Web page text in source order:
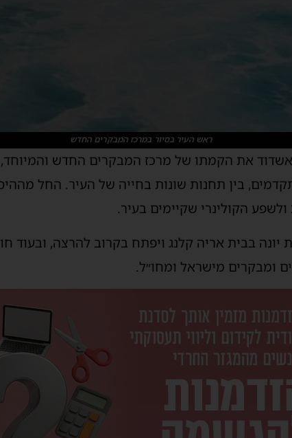
ראש העיר בסיור במרכז המבקרים החדש
את הקמתו של מרכז המבקרים החדש
בין תחנות שונות בחייה של העיר. החל
הקולינרי שקיימים בעיר.
בבית אריה קלנג ויפתח בקרוב להרצה, ובעוד
ומבקרים מישראל ומחו״ל.